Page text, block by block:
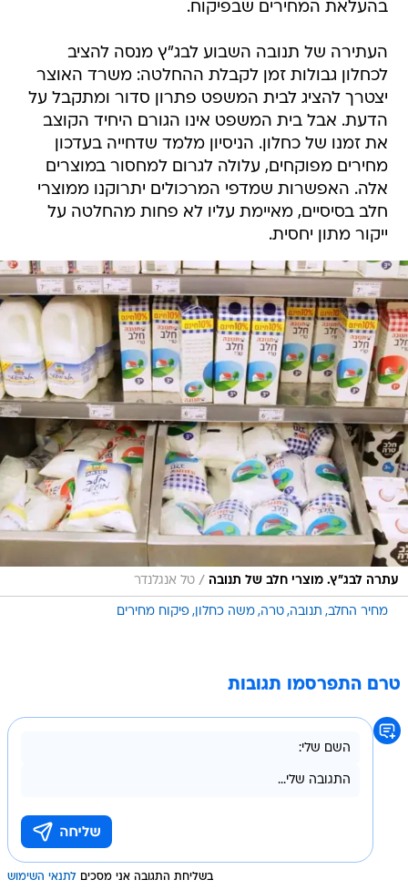
בהעלאת המחירים שבפיקוח.
העתירה של תנובה השבוע לבג"ץ מנסה להציב
לכחלון גבולות זמן לקבלת ההחלטה: משרד האוצר
יצטרך להציג לבית המשפט פתרון סדור ומתקבל על
הדעת. אבל בית המשפט אינו הגורם היחיד הקוצב
את זמנו של כחלון. הניסיון מלמד שדחייה בעדכון
מחירים מפוקחים, עלולה לגרום למחסור במוצרים
אלה. האפשרות שמדפי המרכולים יתרוקנו ממוצרי
חלב בסיסיים, מאיימת עליו לא פחות מהחלטה על
ייקור מתון יחסית.
עתרה לבג"ץ. מוצרי חלב של תנובה / טל אנגלנדר
מחיר החלב תנובה טרה משה כחלון פיקוח מחירים
טרם התפרסמו תגובות
בשליחת התגובה אני מסכים לתנאי השימוש